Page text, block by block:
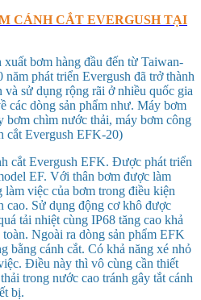
CÁNH CẮT EVERGUSH TẠI
bơm hàng đầu đến từ Taiwan-
phát triển Evergush đã trở thành
sử dụng rộng rãi ở nhiều quốc gia
các dòng sản phẩm như. Máy bơm
bơm chìm nước thải, máy bơm công
cắt Evergush EFK-20)
cắt Evergush EFK. Được phát triển
EF. Với thân bơm được làm
việc của bơm trong điều kiện
cao. Sử dụng động cơ khô được
tải nhiệt cùng IP68 tăng cao khả
Ngoài ra dòng sản phẩm EFK
bằng cánh cắt. Có khả năng xé nhỏ
Điều này thì vô cùng cần thiết
trong nước cao tránh gây tắt cánh
bị.